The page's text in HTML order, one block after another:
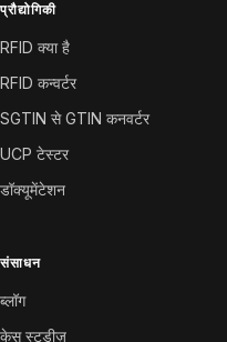
प्रौद्योगिकी
RFID क्या है
RFID कन्वर्टर
SGTIN से GTIN कनवर्टर
UCP टेस्टर
डॉक्यूमेंटेशन
संसाधन
ब्लॉग
केस स्टडीज़